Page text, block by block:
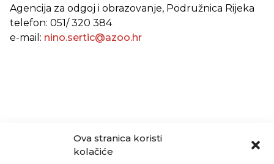
Ova stranica koristi
kolačiće
Agencija za odgoj i obrazovanje, Podružnica Rijeka
telefon: 051/ 320 384
e-mail: nino.sertic@azoo.hr